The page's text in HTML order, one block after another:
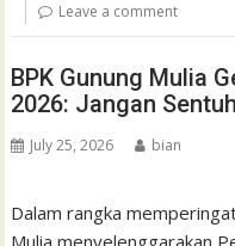
Leave a comment
BPK Gunung Mulia
2026: Jangan
July 25, 2026 bian
Dalam rangka
Mulia menyelenggarakan